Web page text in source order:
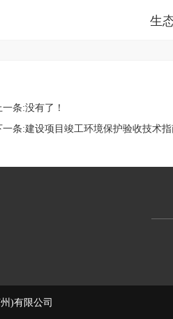
生
一条:没有了！
一条:建设项目竣工环境保护验收技术
)有限公司